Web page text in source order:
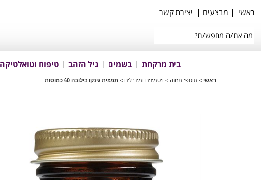
ראשי | מבצעים | יצירת קשר
בית מרקחת בשמים גיל הזהב טיפוח וטואלטיקה
ראשי > תוספי תזונה > ויטמינים ומינרלים > תמצית גינקו בילובה 60 כמוסות